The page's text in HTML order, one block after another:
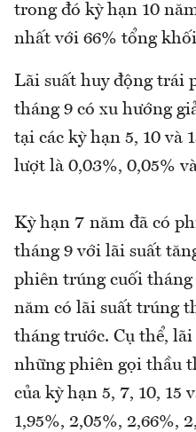
trong đó kỳ hạn 10
nhất với 66% tổng
Lãi suất huy động trái
tháng 9 có xu hướng
tại các kỳ hạn 5, 10 và
lượt là 0,03%, 0,05%
Kỳ hạn 7 năm đã có
tháng 9 với lãi suất
phiên trúng cuối
năm có lãi suất trúng
tháng trước. Cụ thể,
những phiên gọi thầu
của kỳ hạn 5, 7, 10, 15
1,95%, 2,05%, 2,66%,